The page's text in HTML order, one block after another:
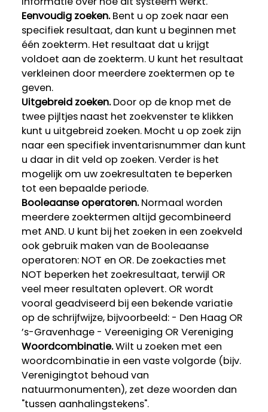
Eenvoudig zoeken.Bent u op zoek naar een
specifiek resultaat, dan kunt u beginnen met
één zoekterm. Het resultaat dat u krijgt
voldoet aan de zoekterm. U kunt het resultaat
verkleinen door meerdere zoektermen op te
geven.
Uitgebreid zoeken.Door op de knop met de
twee pijltjes naast het zoekvenster te klikken
kunt u uitgebreid zoeken. Mocht u op zoek zijn
naar een specifiek inventarisnummer dan kunt
u daar in dit veld op zoeken. Verder is het
mogelijk om uw zoekresultaten te beperken
tot een bepaalde periode.
Booleaanse operatoren.Normaal worden
meerdere zoektermen altijd gecombineerd
met AND. U kunt bij het zoeken in een zoekveld
ook gebruik maken van de Booleaanse
operatoren: NOT en OR. De zoekacties met
NOT beperken het zoekresultaat, terwijl OR
veel meer resultaten oplevert. OR wordt
vooral geadviseerd bij een bekende variatie
op de schrijfwijze, bijvoorbeeld: - Den Haag OR
’s-Gravenhage - Vereeniging OR Vereniging
Woordcombinatie.Wilt u zoeken met een
woordcombinatie in een vaste volgorde (bijv.
Verenigingtot behoud van
natuurmonumenten), zet deze woorden dan
"tussen aanhalingstekens".